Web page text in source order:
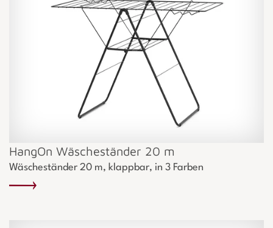
HangOn Wäscheständer 20 m
Wäscheständer 20 m, klappbar, in 3 Farben